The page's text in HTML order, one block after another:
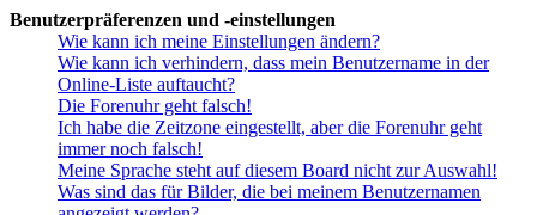
Benutzerpräferenzen und -einstellungen
Wie kann ich meine Einstellungen ändern?
Wie kann ich verhindern, dass mein Benutzername in der
Online-Liste auftaucht?
Die Forenuhr geht falsch!
Ich habe die Zeitzone eingestellt, aber die Forenuhr geht
immer noch falsch!
Meine Sprache steht auf diesem Board nicht zur Auswahl!
Was sind das für Bilder, die bei meinem Benutzernamen